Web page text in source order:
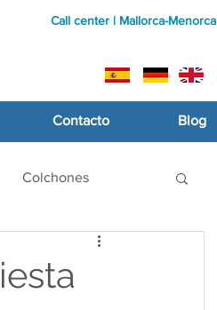
Call center | Mallorca-Menorca
Contacto Blog
Colchones